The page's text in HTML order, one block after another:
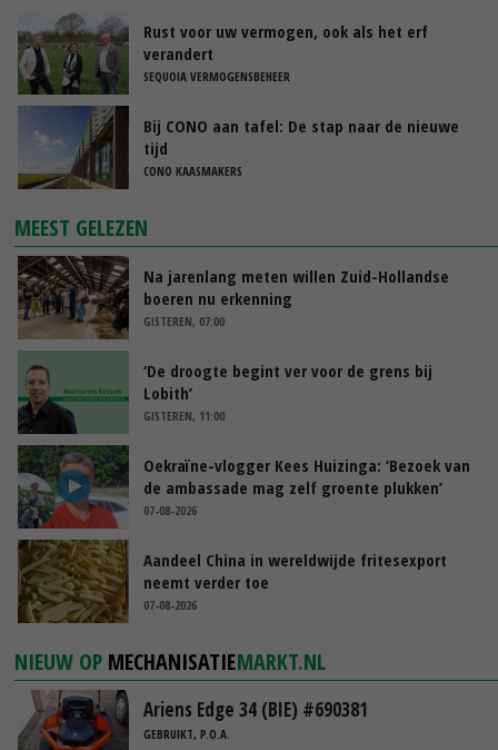
Rust voor uw vermogen, ook als het erf
verandert
SEQUOIA VERMOGENSBEHEER
Bij CONO aan tafel: De stap naar de nieuwe
tijd
CONO KAASMAKERS
MEEST GELEZEN
Na jarenlang meten willen Zuid-Hollandse
boeren nu erkenning
GISTEREN, 07:00
‘De droogte begint ver voor de grens bij
Lobith’
GISTEREN, 11:00
Oekraïne-vlogger Kees Huizinga: ‘Bezoek van
de ambassade mag zelf groente plukken’
07-08-2026
Aandeel China in wereldwijde fritesexport
neemt verder toe
07-08-2026
NIEUW OP MECHANISATIEMARKT.NL
Ariens Edge 34 (BIE) #690381
GEBRUIKT, P.O.A.